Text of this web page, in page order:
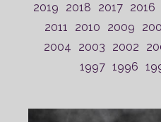
2019
2018 2017 2016
2011
2010 2009
2004
2003 2002
1997 1996